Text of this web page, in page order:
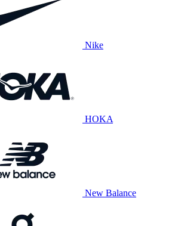
Nike
HOKA
New Balance